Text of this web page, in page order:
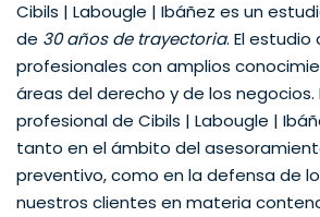
Cibils | Labougle | Ibáñez es un
de 30 años de trayectoria. El
profesionales con amplios
áreas del derecho y de los negocios.
profesional de Cibils | Labougle |
tanto en el ámbito del
preventivo, como en la defensa de
nuestros clientes en materia